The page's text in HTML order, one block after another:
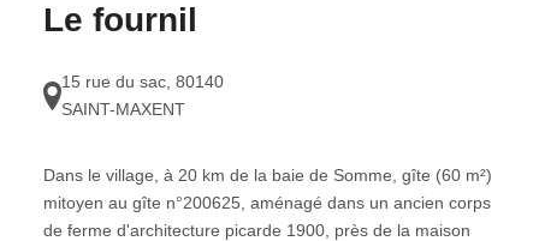
Le fournil
15 rue du sac, 80140
SAINT-MAXENT
Dans le village, à 20 km de la baie de Somme, gîte (60 m²)
mitoyen au gîte n°200625, aménagé dans un ancien corps
de ferme d'architecture picarde 1900, près de la maison